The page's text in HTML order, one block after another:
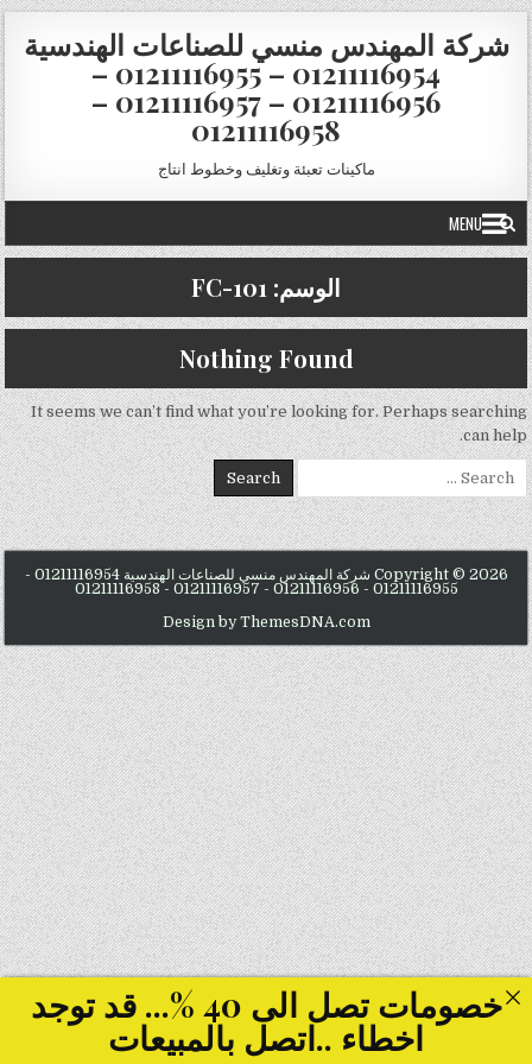
Skip to content
شركة المهندس منسي للصناعات الهندسية
01211116954 – 01211116955 –
01211116956 – 01211116957 –
01211116958
ماكينات تعبئة وتغليف وخطوط انتاج
MENU
الوسم: FC-101
Nothing Found
It seems we can’t find what you’re looking for. Perhaps searching
can help.
Search for:
Copyright © 2026 شركة المهندس منسي للصناعات الهندسية 01211116954 -
01211116955 - 01211116956 - 01211116957 - 01211116958
Design by ThemesDNA.com
خصومات تصل الى 40 %... قد توجد
اخطاء ..اتصل بالمبيعات